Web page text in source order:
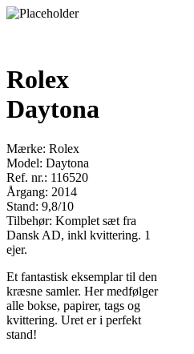
Rolex
Daytona
Mærke: Rolex
Model: Daytona
Ref. nr.: 116520
Årgang: 2014
Stand: 9,8/10
Tilbehør: Komplet sæt fra
Dansk AD, inkl kvittering. 1
ejer.
Et fantastisk eksemplar til den
kræsne samler. Her medfølger
alle bokse, papirer, tags og
kvittering. Uret er i perfekt
stand!